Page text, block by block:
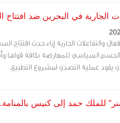
الجارية في البحرين ضد افتتاح
والتفاعلات الجارية إزاء حدث افتتاح
السياسي للمعارضة بكافة قواها
يقود عملية التصدي لمشروع التطبيع.
للملك حمد إلى كنيس